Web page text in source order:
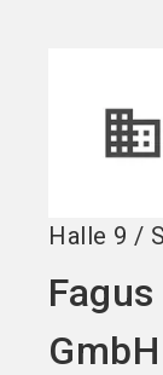
Halle 9 /